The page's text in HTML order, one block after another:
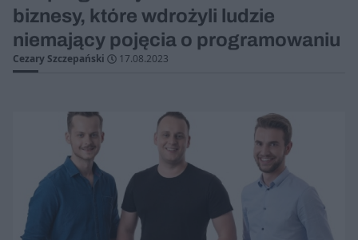
biznesy, które wdrożyli ludzie
niemający pojęcia o programowaniu
Cezary Szczepański 17.08.2023